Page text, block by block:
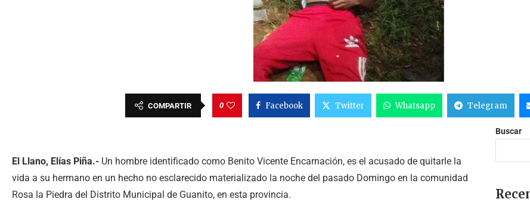
COMPARTIR 0 Facebook Twitter Whatsapp Telegram
El Llano, Elías Piña.- Un hombre identificado como Benito Vicente Encarnación, es el acusado de quitarle la
vida a su hermano en un hecho no esclarecido materializado la noche del pasado Domingo en la comunidad
Rosa la Piedra del Distrito Municipal de Guanito, en esta provincia.
Buscar